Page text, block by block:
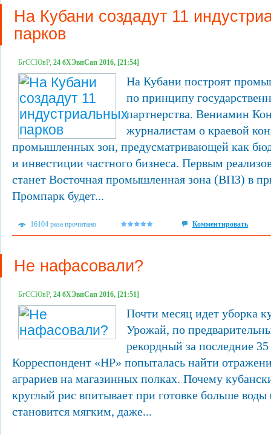
На Кубани создадут 11
парков
БгССЮвР, 24 бХЭвпСап 2016, [21:54]
На Кубани построят
по принципу
партнерства. Вениамин
журналистам о краевой
промышленных зон, предусматривающей как
и инвестиции частного бизнеса. Первым
станет Восточная промышленная зона (ВПЗ) в
Промпарк будет...
16104 раза прочитано Комментировать
Не нафасовали?
БгССЮвР, 24 бХЭвпСап 2016, [21:51]
Почти месяц идет уборка
Урожай, по
рекордный за последние
Корреспондент «НР» попыталась найти
аграриев на магазинных полках. Почему
круглый рис впитывает при готовке больше
становится мягким, даже...